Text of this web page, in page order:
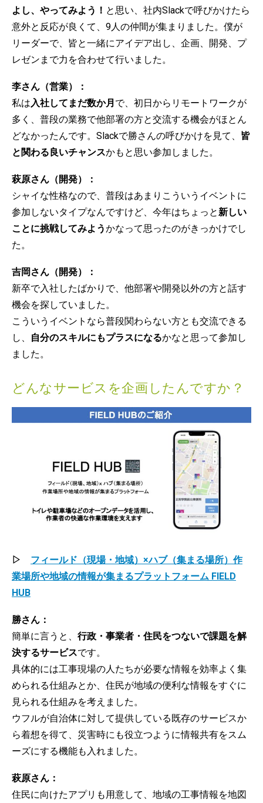
よし、やってみよう！ と思い、社内Slackで呼びかけたら
意外と反応が良くて、9人の仲間が集まりました。僕が
リーダーで、皆と一緒にアイデア出し、企画、開発、プ
レゼンまで力を合わせて行いました。
李さん（営業）：
私は入社してまだ数か月 で、初日からリモートワークが
多く、普段の業務で他部署の方と交流する機会がほとん
どなかったんです。Slackで勝さんの呼びかけを見て、 皆
と関わる良いチャンスかもと思い参加しました。
萩原さん（開発）：
シャイな性格なので、普段はあまりこういうイベントに
参加しないタイプなんですけど、今年はちょっと新しい
ことに挑戦してみようかなって思ったのがきっかけでし
た。
吉岡さん（開発）：
新卒で入社したばかりで、他部署や開発以外の方と話す
機会を探していました。
こういうイベントなら普段関わらない方とも交流できる
し、
自分のスキルにもプラスになるかなと思って参加し
ました。
どんなサービスを企画したんですか？
▷ フィールド（現場・地域）×ハブ（集まる場所）作
業場所や地域の情報が集まるプラットフォーム FIELD
HUB
勝さん：
簡単に言うと、 行政・事業者・住民をつないで課題を解
決するサービスです。
具体的には工事現場の人たちが必要な情報を効率よく集
められる仕組みとか、住民が地域の便利な情報をすぐに
見られる仕組みを考えました。
ウフルが自治体に対して提供している既存のサービスか
ら着想を得て、災害時にも役立つように情報共有をスム
ーズにする機能も入れました。
萩原さん：
住民に向けたアプリも用意して、地域の工事情報を地図